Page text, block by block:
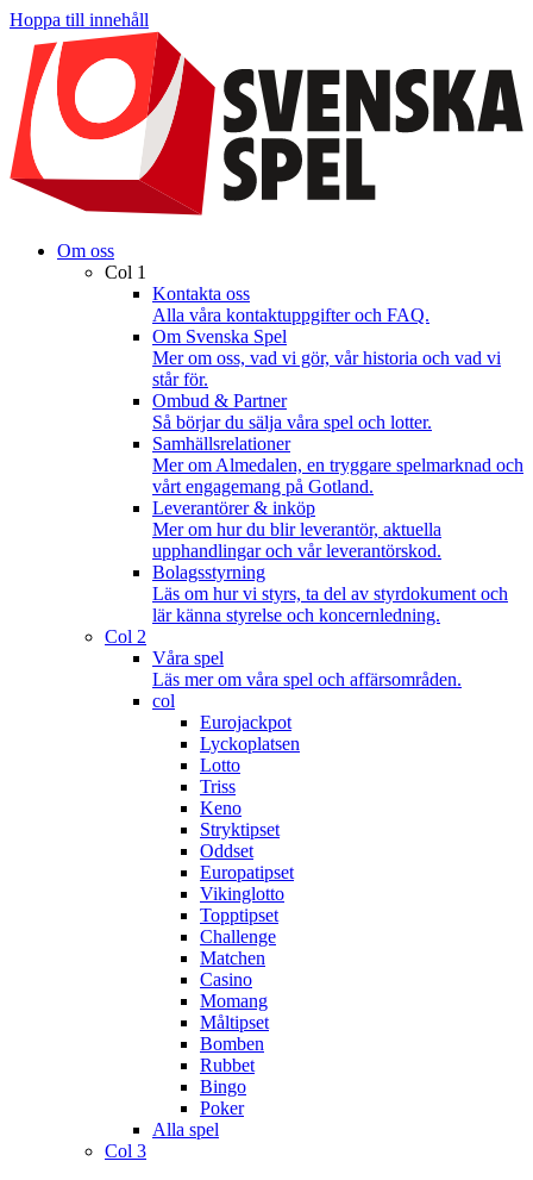
Hoppa till innehåll
Om oss
Col 1
Kontakta oss
Alla våra kontaktuppgifter och FAQ.
Om Svenska Spel
Mer om oss, vad vi gör, vår historia och vad vi
står för.
Ombud & Partner
Så börjar du sälja våra spel och lotter.
Samhällsrelationer
Mer om Almedalen, en tryggare spelmarknad och
vårt engagemang på Gotland.
Leverantörer & inköp
Mer om hur du blir leverantör, aktuella
upphandlingar och vår leverantörskod.
Bolagsstyrning
Läs om hur vi styrs, ta del av styrdokument och
lär känna styrelse och koncernledning.
Col 2
Våra spel
Läs mer om våra spel och affärsområden.
col
Eurojackpot
Lyckoplatsen
Lotto
Triss
Keno
Stryktipset
Oddset
Europatipset
Vikinglotto
Topptipset
Challenge
Matchen
Casino
Momang
Måltipset
Bomben
Rubbet
Bingo
Poker
Alla spel
Col 3